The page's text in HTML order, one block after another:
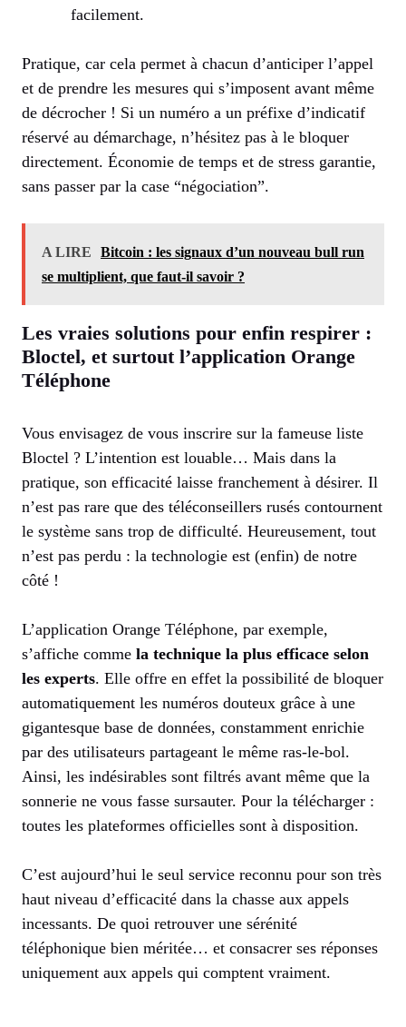
facilement.
Pratique, car cela permet à chacun d’anticiper l’appel
et de prendre les mesures qui s’imposent avant même
de décrocher ! Si un numéro a un préfixe d’indicatif
réservé au démarchage, n’hésitez pas à le bloquer
directement. Économie de temps et de stress garantie,
sans passer par la case “négociation”.
A LIRE
Bitcoin : les signaux d’un nouveau bull run
se multiplient, que faut-il savoir ?
Les vraies solutions pour enfin respirer :
Bloctel, et surtout l’application Orange
Téléphone
Vous envisagez de vous inscrire sur la fameuse liste
Bloctel ? L’intention est louable… Mais dans la
pratique, son efficacité laisse franchement à désirer. Il
n’est pas rare que des téléconseillers rusés contournent
le système sans trop de difficulté. Heureusement, tout
n’est pas perdu : la technologie est (enfin) de notre
côté !
L’application Orange Téléphone, par exemple,
s’affiche comme la technique la plus efficace selon
les experts. Elle offre en effet la possibilité de bloquer
automatiquement les numéros douteux grâce à une
gigantesque base de données, constamment enrichie
par des utilisateurs partageant le même ras-le-bol.
Ainsi, les indésirables sont filtrés avant même que la
sonnerie ne vous fasse sursauter. Pour la télécharger :
toutes les plateformes officielles sont à disposition.
C’est aujourd’hui le seul service reconnu pour son très
haut niveau d’efficacité dans la chasse aux appels
incessants. De quoi retrouver une sérénité
téléphonique bien méritée… et consacrer ses réponses
uniquement aux appels qui comptent vraiment.